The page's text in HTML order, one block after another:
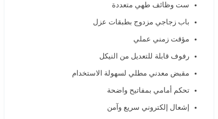
ست وظائف طهي متعددة
باب زجاجي مزدوج بطبقات عزل
مؤقت زمني عملي
رفوف قابلة للتعديل من النيكل
مقبض معدني مطلي لسهولة الاستخدام
تحكم أمامي بمفاتيح واضحة
إشعال إلكتروني سريع وآمن